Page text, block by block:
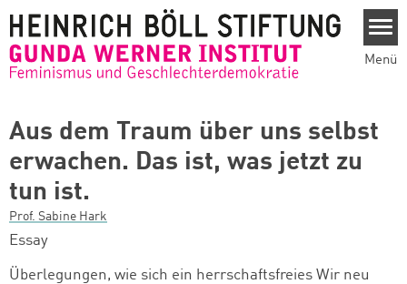
Menü
Aus dem Traum über uns selbst
erwachen. Das ist, was jetzt zu
tun ist.
Prof. Sabine Hark
Essay
Überlegungen, wie sich ein herrschaftsfreies Wir neu